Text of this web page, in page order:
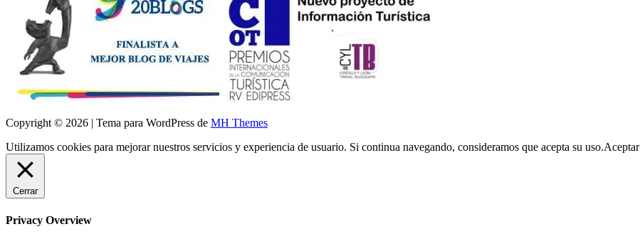
Copyright © 2026 | Tema para WordPress de MH Themes
Utilizamos cookies para mejorar nuestros servicios y experiencia de usuario. Si continua navegando, consideramos que acepta su uso.Aceptar
Cerrar
Privacy Overview